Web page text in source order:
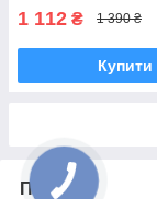
1 112 ₴ 1 390 ₴
Купити
Про нас